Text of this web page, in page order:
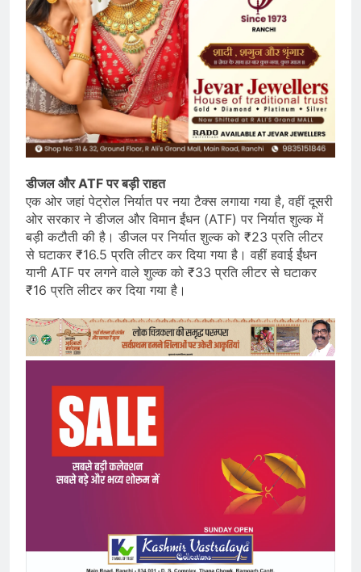
डीजल और ATF पर बड़ी राहत
एक ओर जहां पेट्रोल निर्यात पर नया टैक्स लगाया गया है, वहीं दूसरी
ओर सरकार ने डीजल और विमान ईंधन (ATF) पर निर्यात शुल्क में
बड़ी कटौती की है। डीजल पर निर्यात शुल्क को ₹23 प्रति लीटर
से घटाकर ₹16.5 प्रति लीटर कर दिया गया है। वहीं हवाई ईंधन
यानी ATF पर लगने वाले शुल्क को ₹33 प्रति लीटर से घटाकर
₹16 प्रति लीटर कर दिया गया है।